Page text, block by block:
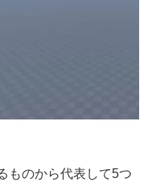
ものから代表して5つ